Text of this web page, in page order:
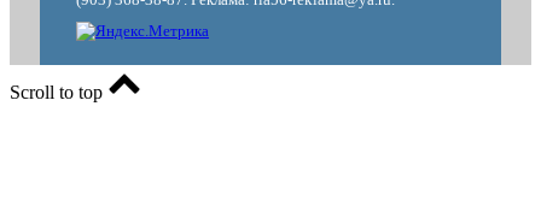
Scroll to top